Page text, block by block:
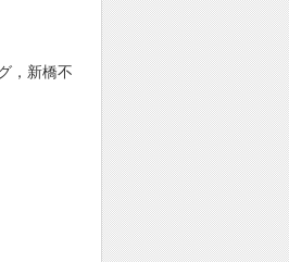
，新橋不